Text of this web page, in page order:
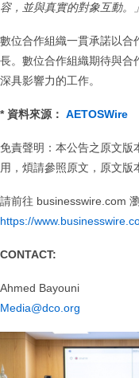
容，並與真實的對象互動。」
數位合作組織一貫承諾以合
長。數位合作組織期待與合
深具影響力的工作。
* 資料來源： AETOSWire
免責聲明：本公告之原文版
用，煩請參照原文，原文版
請前往 businesswire.com
https://
CONTACT:
Ahmed Bayouni
Media@dco.org